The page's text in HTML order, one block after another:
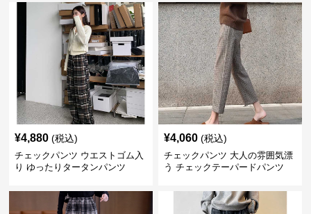
¥4,880 (税込)
チェックパンツ ウエストゴム入
り ゆったりタータンパンツ
¥4,060 (税込)
チェックパンツ 大人の雰囲気漂
う チェックテーパードパンツ